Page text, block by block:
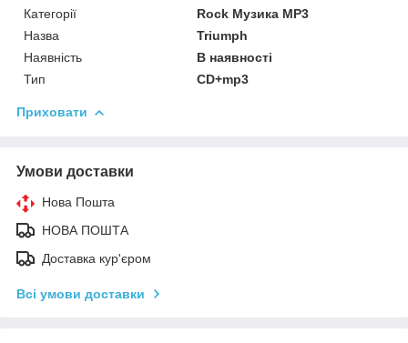
Категорії
Rock Музика MP3
Назва
Triumph
Наявність
В наявності
Тип
CD+mp3
Приховати
Умови доставки
Нова Пошта
НОВА ПОШТА
Доставка кур'єром
Всі умови доставки